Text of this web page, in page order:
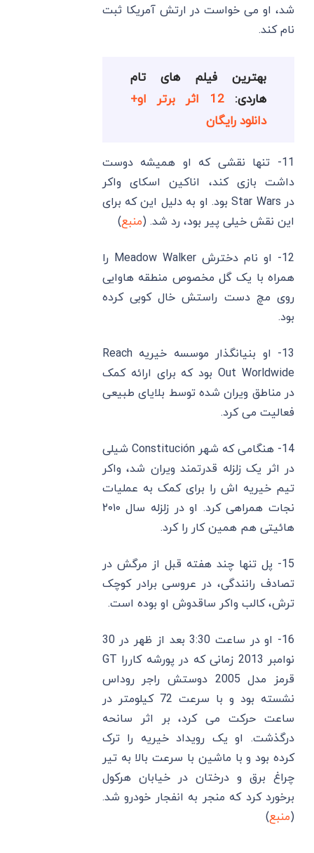
شد، او می ‌خواست در ارتش آمریکا ثبت
‌نام کند.
بهترین فیلم های تام
هاردی:
12 اثر برتر او+
دانلود رایگان
11- تنها نقشی که او همیشه دوست
داشت بازی کند، اناکین اسکای واکر
در Star Wars بود. او به دلیل این که برای
این نقش خیلی پیر بود، رد شد. (منبع)
12- او نام دخترش Meadow Walker را
همراه با یک گل مخصوص منطقه هاوایی
روی مچ دست راستش خال کوبی کرده
بود.
13- او بنیانگذار موسسه خیریه Reach
Out Worldwide بود که برای ارائه کمک
در مناطق ویران ‌شده توسط بلایای طبیعی
فعالیت می‌ کرد.
14- هنگامی که شهر Constitución شیلی
در اثر یک زلزله قدرتمند ویران شد، واکر
تیم خیریه ‌اش را برای کمک به عملیات
نجات همراهی کرد. او در زلزله سال ۲۰۱۰
هائیتی هم همین کار را کرد.
15- پل تنها چند هفته قبل از مرگش در
تصادف رانندگی، در عروسی برادر کوچک
ترش، کالب واکر ساقدوش او بوده است.
16- او در ساعت 3:30 بعد از ظهر در 30
نوامبر 2013 زمانی که در پورشه کاررا GT
قرمز مدل 2005 دوستش راجر روداس
نشسته بود و با سرعت 72 کیلومتر در
ساعت حرکت می ‌کرد، بر اثر سانحه
درگذشت. او یک رویداد خیریه را ترک
کرده بود و با ماشین با سرعت بالا به تیر
چراغ برق و درختان در خیابان هرکول
برخورد کرد که منجر به انفجار خودرو شد.
(منبع)